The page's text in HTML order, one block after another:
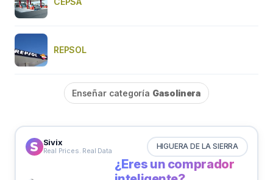
REPSOL
Enseñar categoría Gasolinera
Sivix
Real Prices. Real Data HIGUERA DE LA SIERRA
¿Eres un comprador